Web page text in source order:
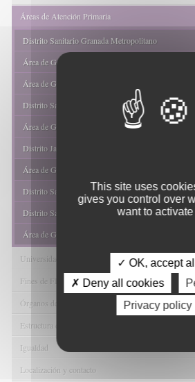
Áreas de Atención Primaria
Distrito Sanitario Granada Metropolitano
Área de Gestión Sanitaria Sur de Granada
Área de Gestión Sanitaria Nordeste de Granada
Distrito Sanitario Jaén
Área de Gestión Sanitaria Norte de Jaén
Distrito Jaén Sur
Área de Gestión Sanitaria Nordeste de Jaén
Distrito Sanitario de Almería
Distrito Sanitario Poniente de Almería
Área de Gestión Sanitaria Norte de Almería
Universidades
Fines de FIBAO
Órganos de Gobierno
Estructura de FIBAO
Igualdad
Localización y contacto
This site uses
gives you control over
want to activate
✓ OK, accept all
✗ Deny all cookies
Privacy policy